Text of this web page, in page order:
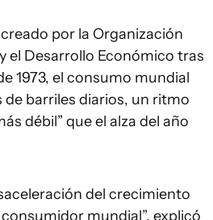
por la Organización
el Desarrollo Económico tras
1973, el consumo mundial
de barriles diarios, un ritmo
débil” que el alza del año
del crecimiento
mundial”, explicó